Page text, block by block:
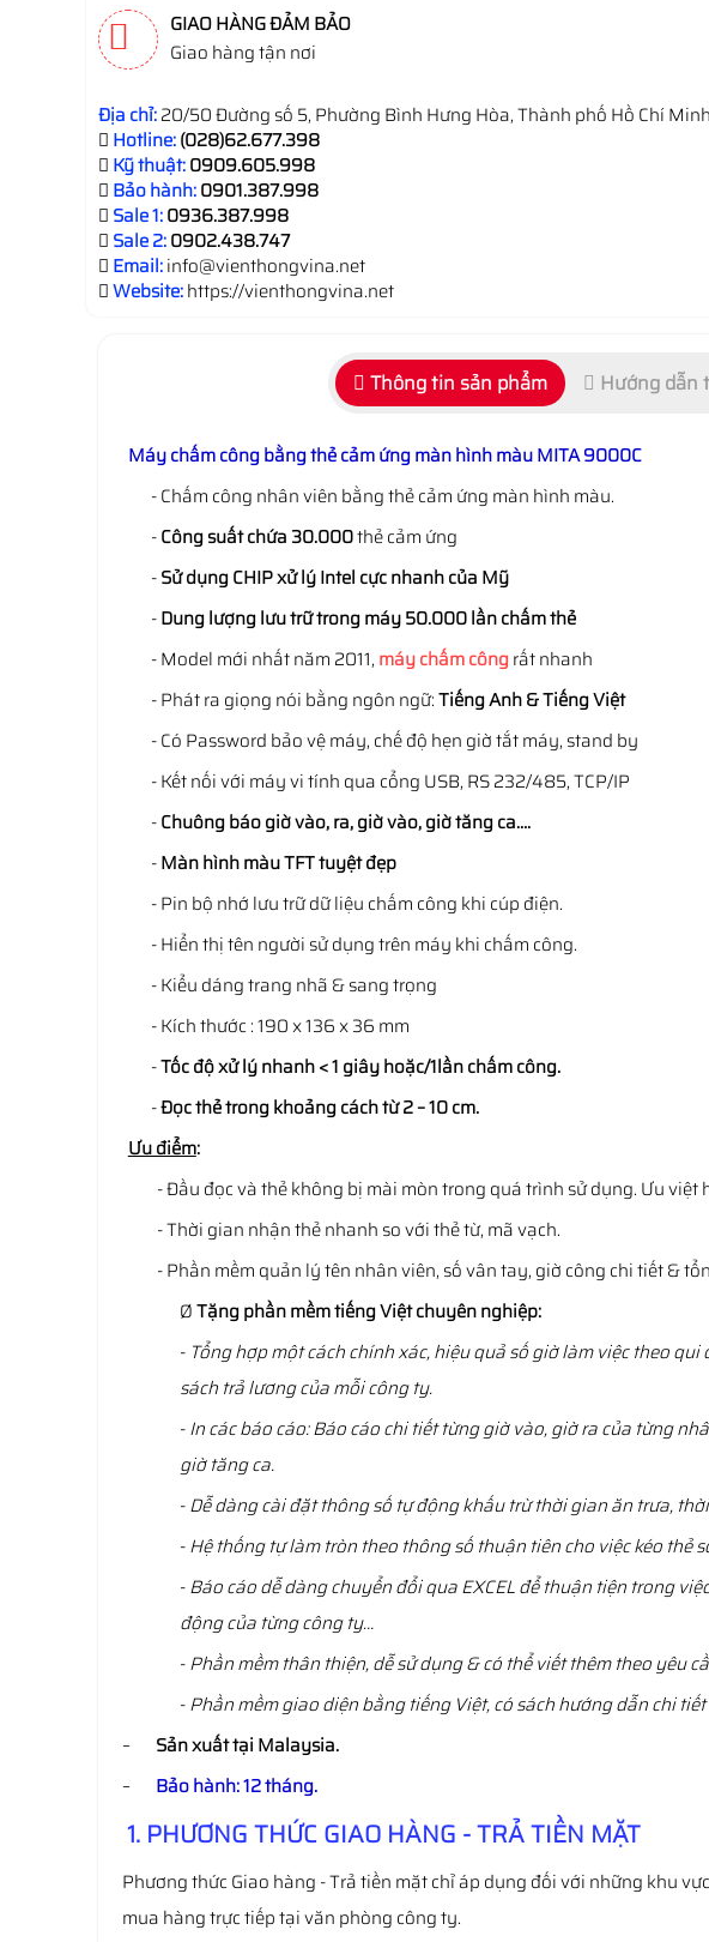
GIAO HÀNG ĐẢM BẢO
Giao hàng tận nơi
Địa chỉ:20/50 Đường số 5, Phường Bình Hưng Hòa, Thành phố Hồ Chí
Hotline:(028)62.677.398
Kỹ thuật:0909.605.998
Bảo hành:0901.387.998
Sale 1:0936.387.998
Sale 2:0902.438.747
Email:info@vienthongvina.net
Website:https://vienthongvina.net
Thông tin sản phẩm Hướng dẫn
Máy chấm công bằng thẻ cảm ứng màn hình màu MITA 9000C
- Chấm công nhân viên bằng thẻ cảm ứng màn hình màu.
-Công suất chứa 30.000thẻ cảm ứng
-Sử dụng CHIP xử lý Intel cực nhanh của Mỹ
-Dung lượng lưu trữ trong máy 50.000 lần chấm thẻ
- Model mới nhất năm 2011, máy chấm côngrất nhanh
- Phát ra giọng nói bằng ngôn ngữ:Tiếng Anh & Tiếng Việt
- Có Password bảo vệ máy, chế độ hẹn giờ tắt máy, stand by
- Kết nối với máy vi tính qua cổng USB, RS 232/485, TCP/IP
-Chuông báo giờ vào, ra, giờ vào, giờ tăng ca….
-Màn hình màu TFT tuyệt đẹp
- Pin bộ nhớ lưu trữ dữ liệu chấm công khi cúp điện.
- Hiển thị tên người sử dụng trên máy khi chấm công.
- Kiểu dáng trang nhã & sang trọng
- Kích thước : 190 x 136 x 36 mm
-Tốc độ xử lý nhanh < 1 giây hoặc/1lần chấm công.
-Đọc thẻ trong khoảng cách từ 2 – 10 cm.
Ưu điểm:
- Đầu đọc và thẻ không bị mài mòn trong quá trình sử dụng. Ưu việt
- Thời gian nhận thẻ nhanh so với thẻ từ, mã vạch.
- Phần mềm quản lý tên nhân viên, số vân tay, giờ công chi tiết &
ØTặng phần mềm tiếng Việt chuyên nghiệp:
- Tổng hợp một cách chính xác, hiệu quả số giờ làm việc theo
sách trả lương của mỗi công ty.
-In các báo cáo: Báo cáo chi tiết từng giờ vào, giờ ra của từng
giờ tăng ca.
-Dễ dàng cài đặt thông số tự động khấu trừ thời gian ăn trưa,
-Hệ thống tự làm tròn theo thông số thuận tiên cho việc kéo thẻ
-Báo cáo dễ dàng chuyển đổi qua EXCEL để thuận tiện trong
động của từng công ty…
-Phần mềm thân thiện, dễ sử dụng & có thể viết thêm theo yêu
-Phần mềm giao diện bằng tiếng Việt, có sách hướng dẫn chi
– Sản xuất tại Malaysia.
–
Bảo hành: 12 tháng.
1. PHƯƠNG THỨC GIAO HÀNG - TRẢ TIỀN MẶT
Phương thức Giao hàng - Trả tiền mặt chỉ áp dụng đối với những khu
mua hàng trực tiếp tại văn phòng công ty.